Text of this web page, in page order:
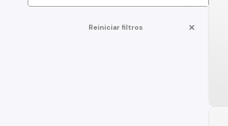
Reiniciar filtros